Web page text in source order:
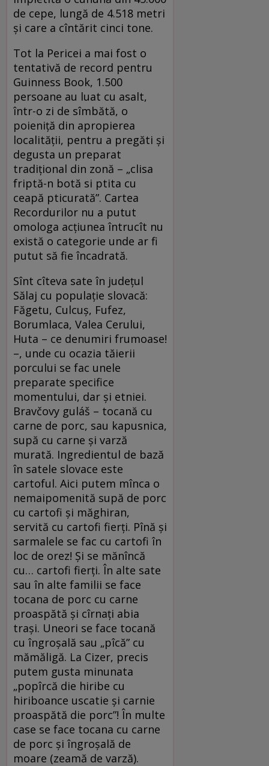
de cepe, lungă de 4.518 metri
și care a cîntărit cinci tone.
Tot la Pericei a mai fost o
tentativă de record pentru
Guinness Book, 1.500
persoane au luat cu asalt,
într-o zi de sîmbătă, o
poieniță din apropierea
localității, pentru a pregăti și
degusta un preparat
tradițional din zonă – „clisa
friptă-n botă si ptita cu
ceapă pticurată”. Cartea
Recordurilor nu a putut
omologa acțiunea întrucît nu
există o categorie unde ar fi
putut să fie încadrată.
Sînt cîteva sate în județul
Sălaj cu populație slovacă:
Făgetu, Culcuș, Fufez,
Borumlaca, Valea Cerului,
Huta – ce denumiri frumoase!
–, unde cu ocazia tăierii
porcului se fac unele
preparate specifice
momentului, dar și etniei.
Bravčovy guláš – tocană cu
carne de porc, sau kapusnica,
supă cu carne și varză
murată. Ingredientul de bază
în satele slovace este
cartoful. Aici putem mînca o
nemaipomenită supă de porc
cu cartofi și măghiran,
servită cu cartofi fierți. Pînă și
sarmalele se fac cu cartofi în
loc de orez! Și se mănîncă
cu… cartofi fierți. În alte sate
sau în alte familii se face
tocana de porc cu carne
proaspătă și cîrnați abia
trași. Uneori se face tocană
cu îngroșală sau „pîcă” cu
mămăligă. La Cizer, precis
putem gusta minunata
„popîrcă die hiribe cu
hiriboance uscatie și carnie
proaspătă die porc”! În multe
case se face tocana cu carne
de porc și îngroșală de
moare (zeamă de varză).